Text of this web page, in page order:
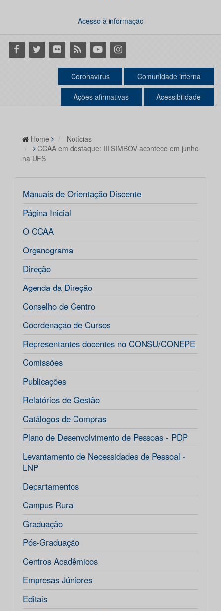
Acesso à informação
Facebook
Twitter Flickr RSS YoutubeInstagram
Coronavírus Comunidade interna
Ações afirmativas Acessibilidade
Home
Notícias
CCAA em destaque: III SIMBOV acontece em junho
na UFS
Manuais de Orientação Discente
Página Inicial
O CCAA
Organograma
Direção
Agenda da Direção
Conselho de Centro
Coordenação de Cursos
Representantes docentes no CONSU/CONEPE
Comissões
Publicações
Relatórios de Gestão
Catálogos de Compras
Plano de Desenvolvimento de Pessoas - PDP
Levantamento de Necessidades de Pessoal -
LNP
Departamentos
Campus Rural
Graduação
Pós-Graduação
Centros Acadêmicos
Empresas Júniores
Editais